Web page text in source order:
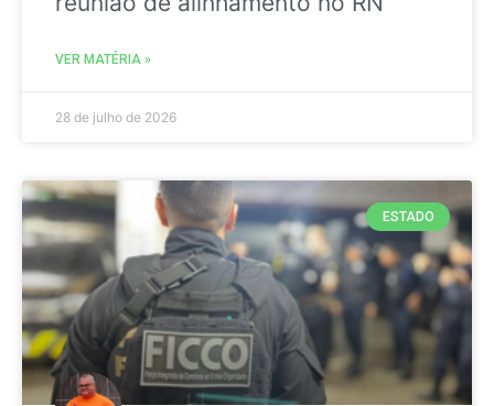
VER MATÉRIA »
28 de julho de 2026
ESTADO